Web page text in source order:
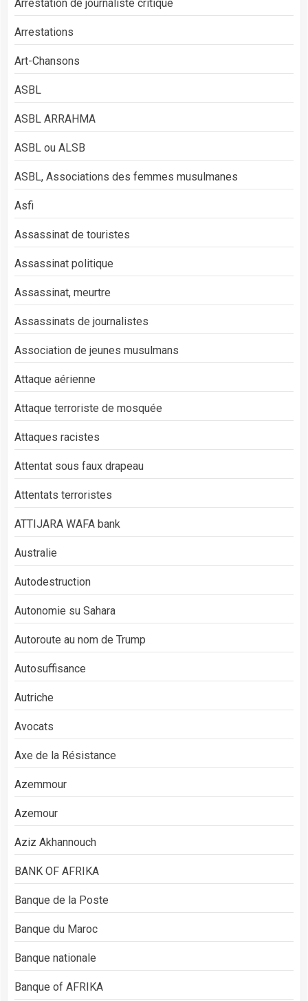
Arrestation de journaliste critique
Arrestations
Art-Chansons
ASBL
ASBL ARRAHMA
ASBL ou ALSB
ASBL, Associations des femmes musulmanes
Asfi
Assassinat de touristes
Assassinat politique
Assassinat, meurtre
Assassinats de journalistes
Association de jeunes musulmans
Attaque aérienne
Attaque terroriste de mosquée
Attaques racistes
Attentat sous faux drapeau
Attentats terroristes
ATTIJARA WAFA bank
Australie
Autodestruction
Autonomie su Sahara
Autoroute au nom de Trump
Autosuffisance
Autriche
Avocats
Axe de la Résistance
Azemmour
Azemour
Aziz Akhannouch
BANK OF AFRIKA
Banque de la Poste
Banque du Maroc
Banque nationale
Banque of AFRIKA